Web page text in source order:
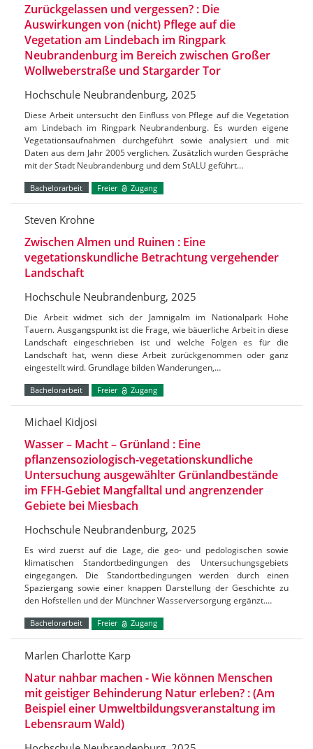
Zurückgelassen und vergessen? : Die
Auswirkungen von (nicht) Pflege auf die
Vegetation am Lindebach im Ringpark
Neubrandenburg im Bereich zwischen Großer
Wollweberstraße und Stargarder Tor
Hochschule Neubrandenburg, 2025
Diese Arbeit untersucht den Einfluss von Pflege auf die Vegetation
am Lindebach im Ringpark Neubrandenburg. Es wurden eigene
Vegetationsaufnahmen durchgeführt sowie analysiert und mit
Daten aus dem Jahr 2005 verglichen. Zusätzlich wurden Gespräche
mit der Stadt Neubrandenburg und dem StALU geführt…
Bachelorarbeit Freier Zugang
Steven Krohne
Zwischen Almen und Ruinen : Eine
vegetationskundliche Betrachtung vergehender
Landschaft
Hochschule Neubrandenburg, 2025
Die Arbeit widmet sich der Jamnigalm im Nationalpark Hohe
Tauern. Ausgangspunkt ist die Frage, wie bäuerliche Arbeit in diese
Landschaft eingeschrieben ist und welche Folgen es für die
Landschaft hat, wenn diese Arbeit zurückgenommen oder ganz
eingestellt wird. Grundlage bilden Wanderungen,…
Bachelorarbeit Freier Zugang
Michael Kidjosi
Wasser – Macht – Grünland : Eine
pflanzensoziologisch-vegetationskundliche
Untersuchung ausgewählter Grünlandbestände
im FFH-Gebiet Mangfalltal und angrenzender
Gebiete bei Miesbach
Hochschule Neubrandenburg, 2025
Es wird zuerst auf die Lage, die geo- und pedologischen sowie
klimatischen Standortbedingungen des Untersuchungsgebiets
eingegangen. Die Standortbedingungen werden durch einen
Spaziergang sowie einer knappen Darstellung der Geschichte zu
den Hofstellen und der Münchner Wasserversorgung ergänzt.…
Bachelorarbeit Freier Zugang
Marlen Charlotte Karp
Natur nahbar machen - Wie können Menschen
mit geistiger Behinderung Natur erleben? : (Am
Beispiel einer Umweltbildungsveranstaltung im
Lebensraum Wald)